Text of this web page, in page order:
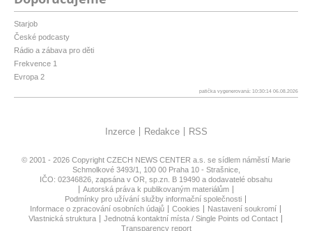
Starjob
České podcasty
Rádio a zábava pro děti
Frekvence 1
Evropa 2
patička vygenerovaná: 10:30:14 06.08.2026
Inzerce Redakce RSS
© 2001 - 2026 Copyright CZECH NEWS CENTER a.s. se sídlem náměstí Marie
Schmolkové 3493/1, 100 00 Praha 10 - Strašnice,
IČO: 02346826, zapsána v OR, sp.zn. B 19490 a dodavatelé obsahu
Autorská práva k publikovaným materiálům
Podmínky pro užívání služby informační společnosti
Informace o zpracování osobních údajů
Cookies
Nastavení soukromí
Vlastnická struktura
Jednotná kontaktní místa / Single Points od Contact
Transparency report